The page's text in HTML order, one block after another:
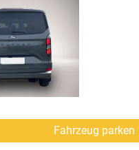
Fahrzeug parken